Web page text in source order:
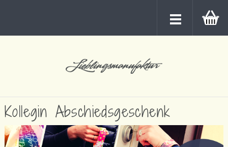
Kollegin Abschiedsgeschenk